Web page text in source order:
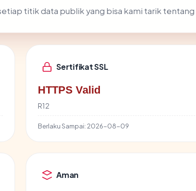
titik data publik yang bisa kami tarik tentang
Sertifikat SSL
HTTPS Valid
R12
Berlaku Sampai: 2026-08-09
Aman